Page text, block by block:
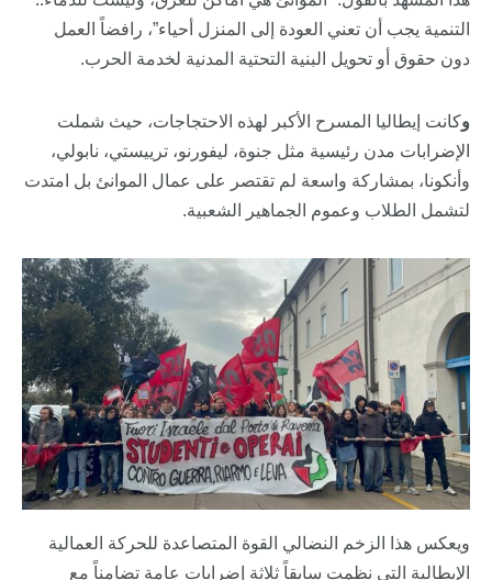
التنمية يجب أن تعني العودة إلى المنزل أحياء”، رافضاً العمل
دون حقوق أو تحويل البنية التحتية المدنية لخدمة الحرب.
وكانت إيطاليا المسرح الأكبر لهذه الاحتجاجات، حيث شملت
الإضرابات مدن رئيسية مثل جنوة، ليفورنو، ترييستي، نابولي،
وأنكونا، بمشاركة واسعة لم تقتصر على عمال الموانئ بل امتدت
لتشمل الطلاب وعموم الجماهير الشعبية.
ويعكس هذا الزخم النضالي القوة المتصاعدة للحركة العمالية
الإيطالية التي نظمت سابقاً ثلاثة إضرابات عامة تضامناً مع